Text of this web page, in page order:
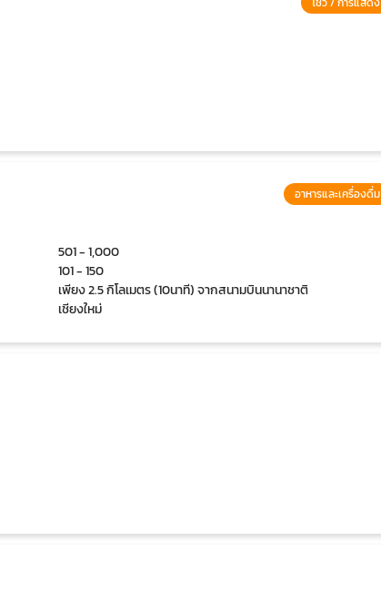
อาหารและเครื่องดื่ม
501 - 1,000
101 - 150
เพียง 2.5 กิโลเมตร (10นาที) จากสนามบินนานาชาติ
เชียงใหม่